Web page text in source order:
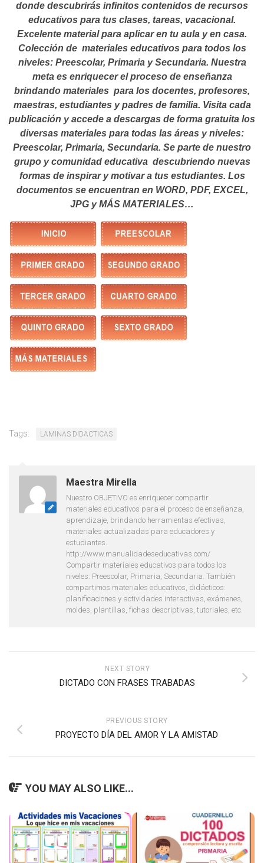
donde descubrirás infinitos contenidos de recursos
educativos para tus clases, tareas, vacacional.
Excelente material para aplicar en tu aula y en casa.
Colección de materiales educativos para todos los
niveles: Preescolar, Primaria y Secundaria. Nuestra
meta es enriquecer el proceso de enseñanza
brindando materiales para los docentes, profesores,
maestras, estudiantes y padres de familia. Visita cada
publicación y accede a descargas de forma gratuita los
diversas materiales para todas las áreas y niveles:
Preescolar, Primaria, Secundaria. Se parte de nuestro
grupo y comunidad educativa descubriendo nuevas
formas de inspirar y motivar a tus estudiantes. Los
documentos se encuentran en WORD, PDF, EXCEL,
JPG y MÁS MATERIALES…
Tags: LAMINAS DIDACTICAS
Maestra Mirella
Nuestro OBJETIVO es enriquecer compartir
materiales educativos para el proceso de enseñanza,
aprendizaje, brindando herramientas efectivas,
materiales actualizadas para educadores y
estudiantes.
http://www.manualidadeseducativas.com/
Compartir materiales educativos para todos los
niveles: Preescolar, Primaria, Secundaria. También
compartimos materiales educativos, didácticos:
planificaciones y actividades interactivas, exámenes,
moldes, plantillas, fichas descriptivas, tutoriales, etc.
NEXT STORY
DICTADO CON FRASES TRABADAS
PREVIOUS STORY
PROYECTO DÍA DEL AMOR Y LA AMISTAD
YOU MAY ALSO LIKE...